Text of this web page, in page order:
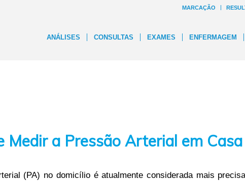
MARCAÇÃO
ANÁLISES CONSULTAS EXAMES ENFERMAGEM
Medir a Pressão Arterial em Casa
(PA) no domicílio é atualmente considerada mais